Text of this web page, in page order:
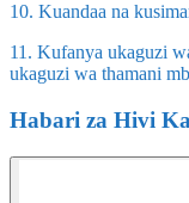
10. Kuandaa na
11. Kufanya ukaguzi
ukaguzi wa thamani
Habari za Hivi